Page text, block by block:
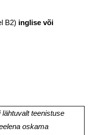
B2) inglise või
teenistuse
oskama